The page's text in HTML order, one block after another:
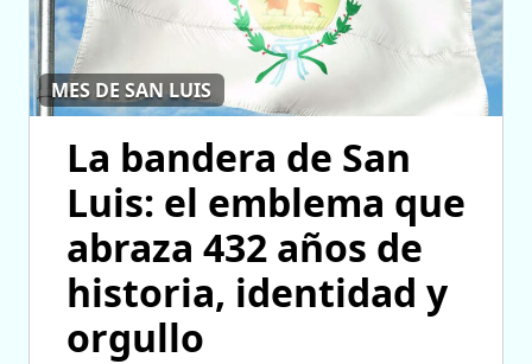
MES DE SAN LUIS
La bandera de San
Luis: el emblema que
abraza 432 años de
historia, identidad y
orgullo